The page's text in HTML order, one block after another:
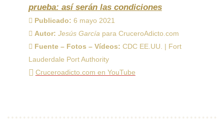
prueba: así serán las condiciones
Publicado: 6 mayo 2021
Autor: Jesús Garcíapara CruceroAdicto.com
Fuente – Fotos – Vídeos: CDC EE.UU. | Fort
Lauderdale Port Authority
Cruceroadicto.com en YouTube